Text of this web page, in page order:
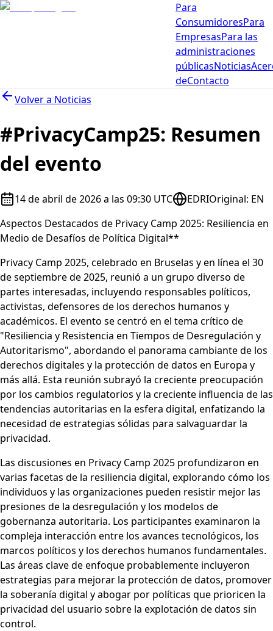
Para
ConsumidoresPara
EmpresasPara las
administraciones
públicasNoticias
deContacto
Volver a Noticias
#PrivacyCamp25: Resumen
del evento
14 de abril de 2026 a las 09:30 UTC EDRIOriginal: EN
Aspectos Destacados de Privacy Camp 2025: Resiliencia en
Medio de Desafíos de Política Digital**
Privacy Camp 2025, celebrado en Bruselas y en línea el 30
de septiembre de 2025, reunió a un grupo diverso de
partes interesadas, incluyendo responsables políticos,
activistas, defensores de los derechos humanos y
académicos. El evento se centró en el tema crítico de
"Resiliencia y Resistencia en Tiempos de Desregulación y
Autoritarismo", abordando el panorama cambiante de los
derechos digitales y la protección de datos en Europa y
más allá. Esta reunión subrayó la creciente preocupación
por los cambios regulatorios y la creciente influencia de las
tendencias autoritarias en la esfera digital, enfatizando la
necesidad de estrategias sólidas para salvaguardar la
privacidad.
Las discusiones en Privacy Camp 2025 profundizaron en
varias facetas de la resiliencia digital, explorando cómo los
individuos y las organizaciones pueden resistir mejor las
presiones de la desregulación y los modelos de
gobernanza autoritaria. Los participantes examinaron la
compleja interacción entre los avances tecnológicos, los
marcos políticos y los derechos humanos fundamentales.
Las áreas clave de enfoque probablemente incluyeron
estrategias para mejorar la protección de datos, promover
la soberanía digital y abogar por políticas que prioricen la
privacidad del usuario sobre la explotación de datos sin
control.